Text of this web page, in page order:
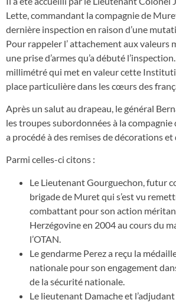
Lette, commandant la compagnie de
dernière inspection en raison d’une
Pour rappeler l’ attachement aux valeurs
une prise d’armes qu’a débuté
millimétré qui met en valeur cette
place particulière dans les cœurs des
Après un salut au drapeau, le général
les troupes subordonnées à la
a procédé à des remises de décorations et
Parmi celles-ci citons :
Le Lieutenant Gourguechon, futur
brigade de Muret qui s’est vu
combattant pour son action
Herzégovine en 2004 au cours du
l’OTAN.
Le gendarme Perez a reçu la
nationale pour son engagement
de la sécurité nationale.
Le lieutenant Damache et